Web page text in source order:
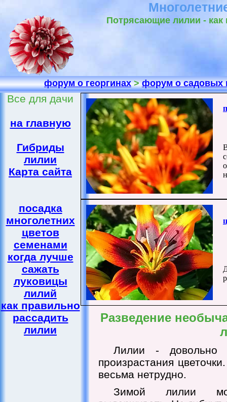
Потрясающие лилии - как
форум о георгинах>форум о садовых
Все для дачи
на главную
Гибриды
лилии
Карта сайта
посадка
многолетних
цветов
семенами
когда лучше
сажать
луковицы
лилий
как правильно
рассадить
лилии
Разведение
Лилии - довольно
произрастания
весьма нетрудно.
Зимой лилии